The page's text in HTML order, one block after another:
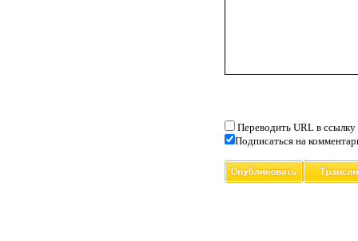
Переводить URL в ссылку
Подписаться на